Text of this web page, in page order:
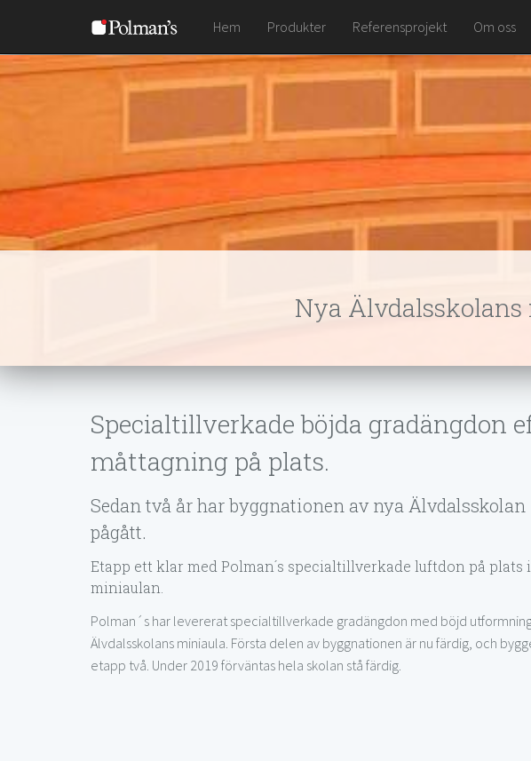
Hem Produkter Referensprojekt Om oss
Nya
Specialtillverkade böjda gradängdon
måttagning på plats.
Sedan två år har byggnationen av nya Älvdalsskolan
pågått.
Etapp ett klar med Polman´s specialtillverkade luftdon på plats i
miniaulan.
Polman´s har levererat specialtillverkade gradängdon med böjd
Älvdalsskolans miniaula. Första delen av byggnationen är nu färdig, och
etapp två. Under 2019 förväntas hela skolan stå färdig.